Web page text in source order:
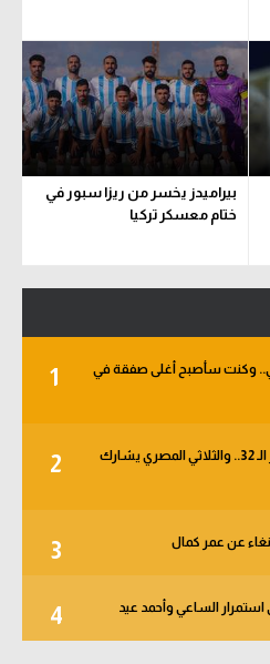
بيراميدز يخسر من ريزا سبور في
ختام معسكر تركيا
1
وكنت سأصبح أغلى صفقة في
2
خبر في الجول - الأهلي يبدأ من دور الـ 32.. والثلاثي المصري يشارك
3 عن عمر كمال
4 الساعي وأحمد عيد